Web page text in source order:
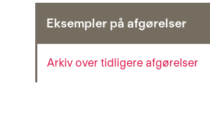
Eksempler på afgørelser
Arkiv over tidligere afgørelser